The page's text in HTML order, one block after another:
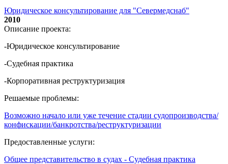
Юридическое консультирование для "Севермедснаб"
2010
Описание проекта:
-Юридическое консультирование
-Судебная практика
-Корпоративная реструктуризация
Решаемые проблемы:
Возможно начало или уже течение стадии судопроизводства/
конфискации/банкротства/реструктуризации
Предоставленные услуги:
Общее представительство в судах - Судебная практика